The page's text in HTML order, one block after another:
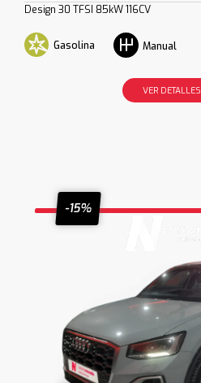
Design 30 TFSI 85kW 116CV
Gasolina Manual
VER DETALLES
-15%